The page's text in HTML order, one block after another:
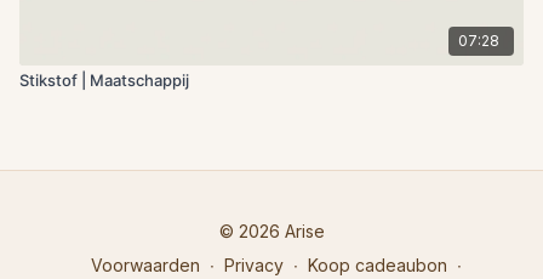
07:28
Stikstof | Maatschappij
© 2026 Arise
Voorwaarden ∙ Privacy ∙ Koop cadeaubon ∙